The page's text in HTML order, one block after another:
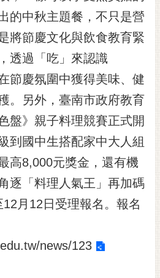
的中秋主題餐，不只是營
將節慶文化與飲食教育緊
透過「吃」來認識
節慶氛圍中獲得美味、健
。另外，臺南市政府教育
盤》親子料理競賽正式開
到國中生搭配家中大人組
高8,000元獎金，還有機
逐「料理人氣王」再加碼
月12日受理報名。報名
news/123